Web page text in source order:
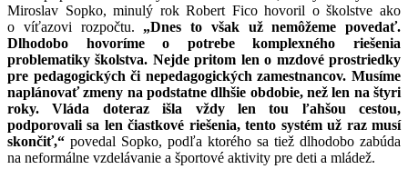
Miroslav Sopko, minulý rok Robert Fico hovoril o školstve ako
o víťazovi rozpočtu. „Dnes to však už nemôžeme povedať.
Dlhodobo hovoríme o potrebe komplexného riešenia
problematiky školstva. Nejde pritom len o mzdové prostriedky
pre pedagogických či nepedagogických zamestnancov. Musíme
naplánovať zmeny na podstatne dlhšie obdobie, než len na štyri
roky. Vláda doteraz išla vždy len tou ľahšou cestou,
podporovali sa len čiastkové riešenia, tento systém už raz musí
skončiť,“ povedal Sopko, podľa ktorého sa tiež dlhodobo zabúda
na neformálne vzdelávanie a športové aktivity pre deti a mládež.